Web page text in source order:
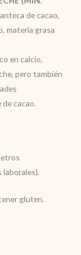
de cacao,
materia grasa
en calcio,
pero también
cacao.
laborales).
gluten.